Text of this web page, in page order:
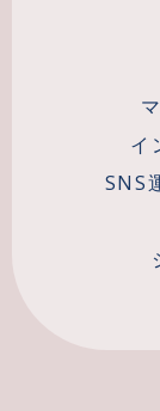
イ
SNS